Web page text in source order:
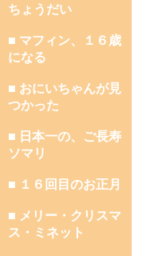
ちょうだい
■ マフィン、１６歳
になる
■ おにいちゃんが見
つかった
■ 日本一の、ご長寿
ソマリ
■ １６回目のお正月
■ メリー・クリスマ
ス・ミネット